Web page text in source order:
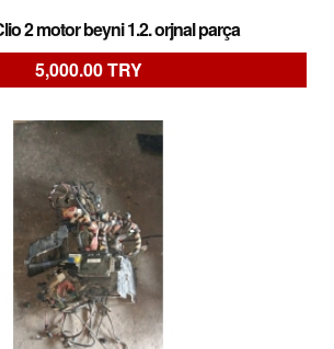
2 motor beyni 1.2. orjnal parça
5,000.00 TRY